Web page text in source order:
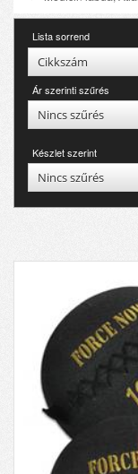
Lista sorrend
Cikkszám
Ár szerinti szűrés
Nincs szűrés
Készlet szerint
Nincs szűrés